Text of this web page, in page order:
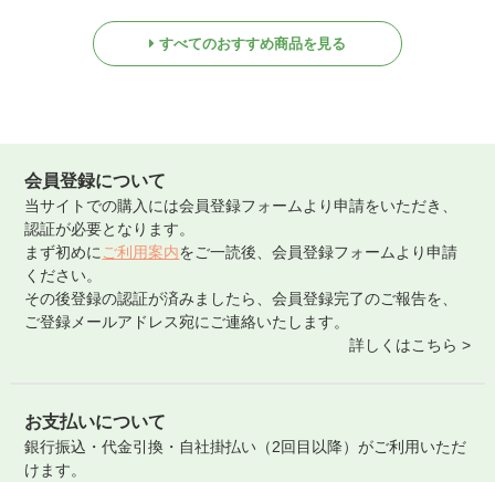
すべてのおすすめ商品を見る
会員登録について
当サイトでの購入には会員登録フォームより申請をいただき、
認証が必要となります。
まず初めにご利用案内をご一読後、会員登録フォームより申請
ください。
その後登録の認証が済みましたら、会員登録完了のご報告を、
ご登録メールアドレス宛にご連絡いたします。
詳しくはこちら >
お支払いについて
銀行振込・代金引換・自社掛払い（2回目以降）がご利用いただ
けます。